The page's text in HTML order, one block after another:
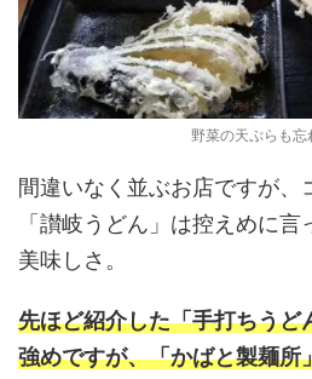
野菜の天ぷらも忘
間違いなく並ぶお店ですが、
「讃岐うどん」は控えめに
美味しさ。
先ほど紹介した「手打ちうど
強めですが、「かばと製麺所